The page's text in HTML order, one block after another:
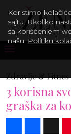
Zdravlje & Fitnes
3 korisna
graška za
Koristimo
sajtu. Ukoliko
sa korišćenjem
našu Politiku